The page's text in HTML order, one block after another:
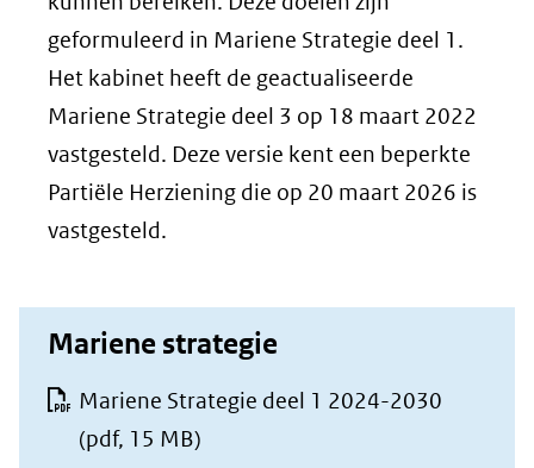
geformuleerd in Mariene Strategie deel 1.
Het kabinet heeft de geactualiseerde
Mariene Strategie deel 3 op 18 maart 2022
vastgesteld. Deze versie kent een beperkte
Partiële Herziening die op 20 maart 2026 is
vastgesteld.
Mariene strategie
Mariene Strategie deel 1 2024-2030
(pdf, 15 MB)